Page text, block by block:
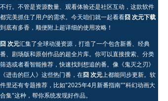
不行。不管是资源数量、观看体验还是社区互动，这款软件
都完美抓住了用户的需求。今天咱们就一起看看囧 次元下载
到底有多香，顺便附上超详细的使用攻略！
囧 次元汇集了全球动漫资源，打造了一个包含新番、经典
番、剧场版和原创作品的超全片库。你可以直接搜索、分类
筛选或者看智能推荐，快速找到想追的番。像《鬼灭之刃》
《进击的巨人》这些热门番，在囧 次元上都能同步更新。软
件里还有专题推荐，比如"2025年4月新番指南""科幻动画大
合集"这种，帮你系统发现好作品。